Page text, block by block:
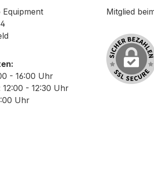
- 16:00 Uhr
12:00 - 12:30 Uhr
Uhr
Mitglied